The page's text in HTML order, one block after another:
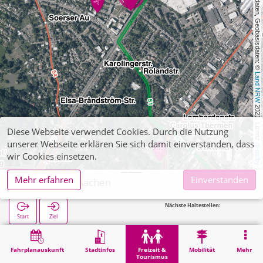
, Kartendaten, Geobasisdaten: ©
Land NRW
2021, Lizenz
dl-de/by-2-0
Fahrplanauskunft Stadtinfos
Freizeit &
Tourismus
Mobilität Mehr
Alemannia Aachen
Start Ziel
Freizeit & Tourismus Alemannia Aachen
Diese Webseite verwendet Cookies. Durch die Nutzung
unserer Webseite erklären Sie sich damit einverstanden, dass
wir Cookies einsetzen.
Mehr erfahren
Einverstanden